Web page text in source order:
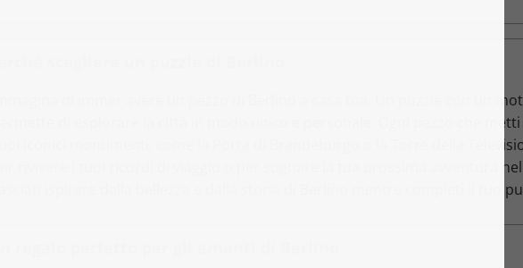
Immagina di immer avere un pezzo di Berlino a casa tua. Un puzzle con un
permette di esplorare la città in modo unico e personale. Ogni pezzo che
suoi iconici monumenti, come la Porta di Brandeburgo o la Torre della
per rivivere i tuoi ricordi di viaggio o per sognare la tua prossima avventura
Lasciati ispirare dalla bellezza e dalla storia di Berlino mentre completi il tuo